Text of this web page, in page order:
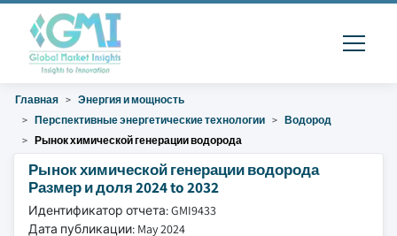
Главная
Энергия и мощность
Перспективные энергетические технологии
Водород
Рынок химической генерации водорода
Рынок химической генерации водорода
Размер и доля 2024 to 2032
Идентификатор отчета: GMI9433
Дата публикации: May 2024